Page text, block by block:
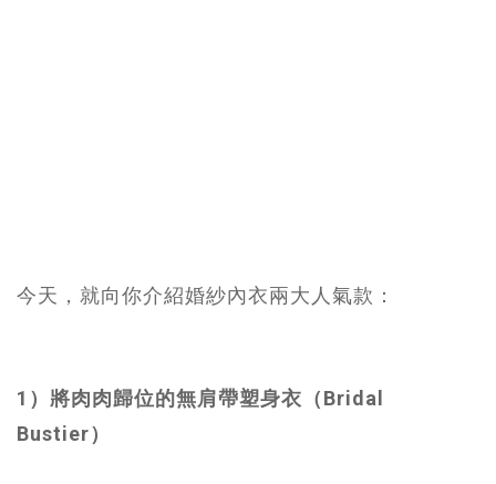
今天，就向你介紹婚紗內衣兩大人氣款：
1）將肉肉歸位的無肩帶塑身衣（Bridal
Bustier）